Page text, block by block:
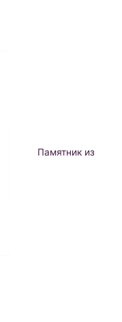
Памятник из